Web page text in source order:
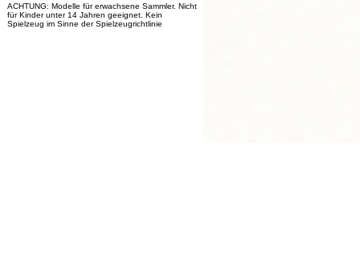
ACHTUNG: Modelle für erwachsene Sammler. Nicht
für Kinder unter 14 Jahren geeignet. Kein
Spielzeug im Sinne der Spielzeugrichtlinie